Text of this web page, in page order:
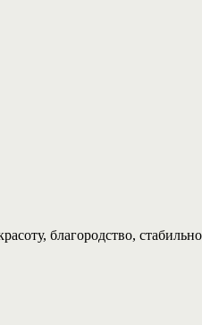
благородство,